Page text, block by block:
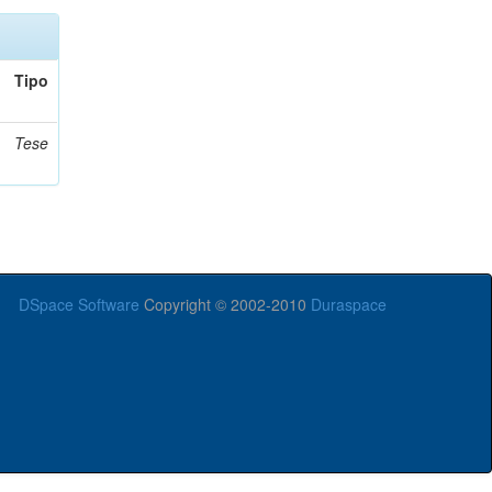
Tipo
Tese
DSpace Software Copyright © 2002-2010 Duraspace